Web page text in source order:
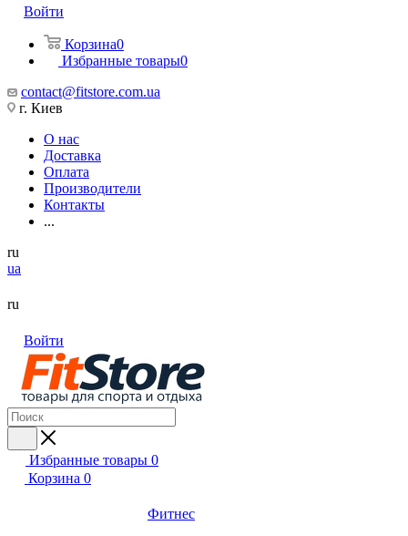
Войти
Корзина0
Избранные товары0
contact@fitstore.com.ua
г. Киев
О нас
Доставка
Оплата
Производители
Контакты
...
ru
ua
ru
Войти
Избранные товары 0
Корзина 0
Фитнес